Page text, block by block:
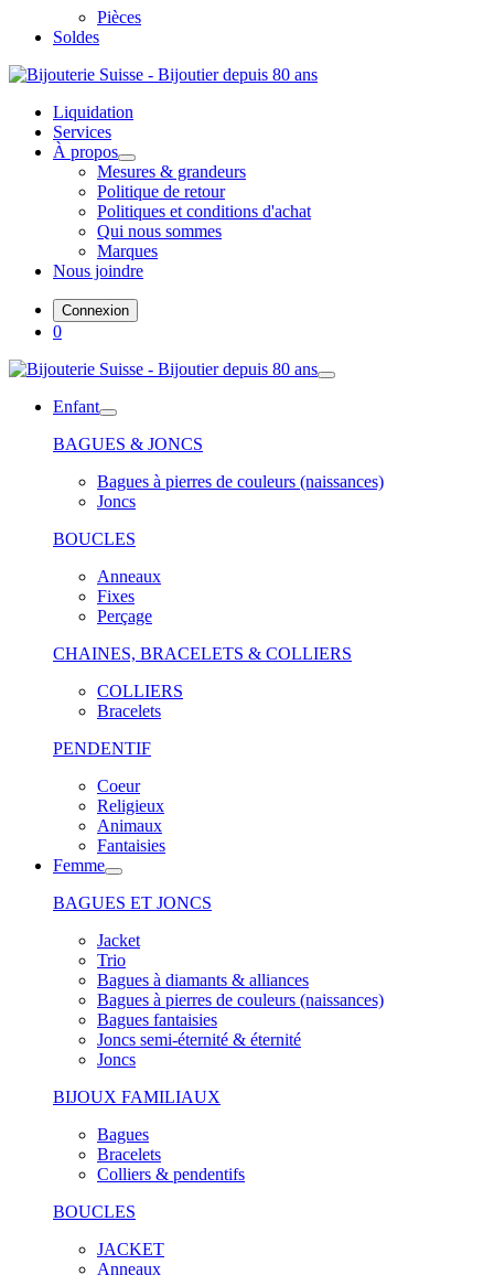
Pièces
Soldes
Liquidation
Services
À propos
Mesures & grandeurs
Politique de retour
Politiques et conditions d'achat
Qui nous sommes
Marques
Nous joindre
Connexion
0
Enfant
BAGUES & JONCS
Bagues à pierres de couleurs (naissances)
Joncs
BOUCLES
Anneaux
Fixes
Perçage
CHAINES, BRACELETS & COLLIERS
COLLIERS
Bracelets
PENDENTIF
Coeur
Religieux
Animaux
Fantaisies
Femme
BAGUES ET JONCS
Jacket
Trio
Bagues à diamants & alliances
Bagues à pierres de couleurs (naissances)
Bagues fantaisies
Joncs semi-éternité & éternité
Joncs
BIJOUX FAMILIAUX
Bagues
Bracelets
Colliers & pendentifs
BOUCLES
JACKET
Anneaux